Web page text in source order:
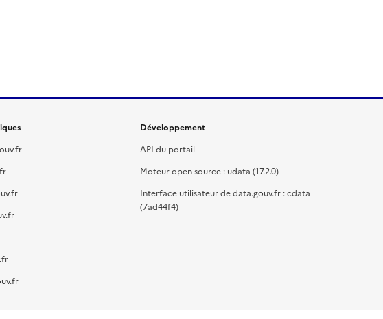
Développement
API du portail
Moteur open source : udata (17.2.0)
Interface utilisateur de data.gouv.fr : cdata
(7ad44f4)